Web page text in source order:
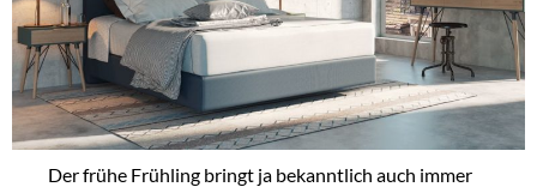
Der frühe Frühling bringt ja bekanntlich auch immer